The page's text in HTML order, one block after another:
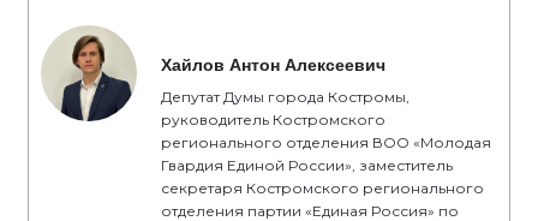
Хайлов Антон Алексеевич
Депутат Думы города Костромы,
руководитель Костромского
регионального отделения ВОО «Молодая
Гвардия Единой России», заместитель
секретаря Костромского регионального
отделения партии «Единая Россия» по